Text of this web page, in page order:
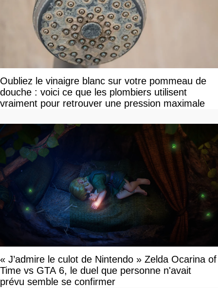
Oubliez le vinaigre blanc sur votre pommeau de
douche : voici ce que les plombiers utilisent
vraiment pour retrouver une pression maximale
« J’admire le culot de Nintendo » Zelda Ocarina of
Time vs GTA 6, le duel que personne n'avait
prévu semble se confirmer